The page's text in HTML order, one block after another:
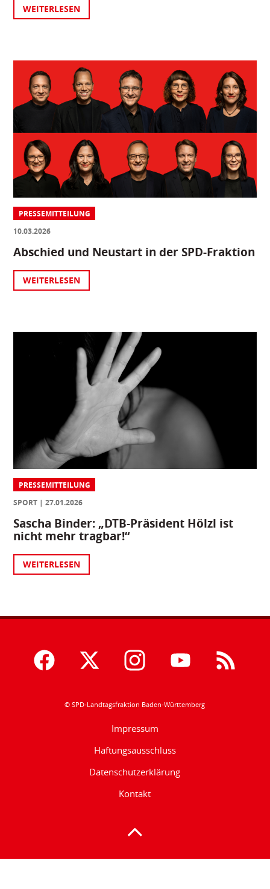
WEITERLESEN
PRESSEMITTEILUNG
10.03.2026
Abschied und Neustart in der SPD-Fraktion
WEITERLESEN
PRESSEMITTEILUNG
SPORT
27.01.2026
Sascha Binder: „DTB-Präsident Hölzl ist
nicht mehr tragbar!“
WEITERLESEN
© SPD-Landtagsfraktion Baden-Württemberg
Impressum
Haftungsausschluss
Datenschutzerklärung
Kontakt